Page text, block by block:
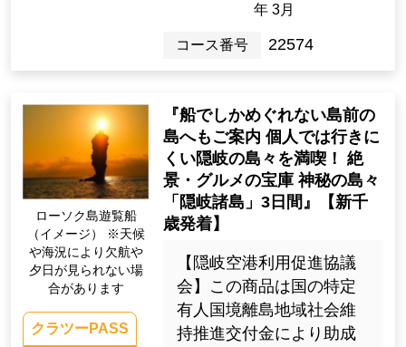
年 3月
コース番号 22574
ローソク島遊覧船
（イメージ） ※天候
や海況により欠航や
夕日が見られない場
合があります
クラツーPASS
『船でしかめぐれない島前の
島へもご案内 個人では行きに
くい隠岐の島々を満喫！ 絶
景・グルメの宝庫 神秘の島々
「隠岐諸島」3日間』【新千
歳発着】
【隠岐空港利用促進協議
会】この商品は国の特定
有人国境離島地域社会維
持推進交付金により助成